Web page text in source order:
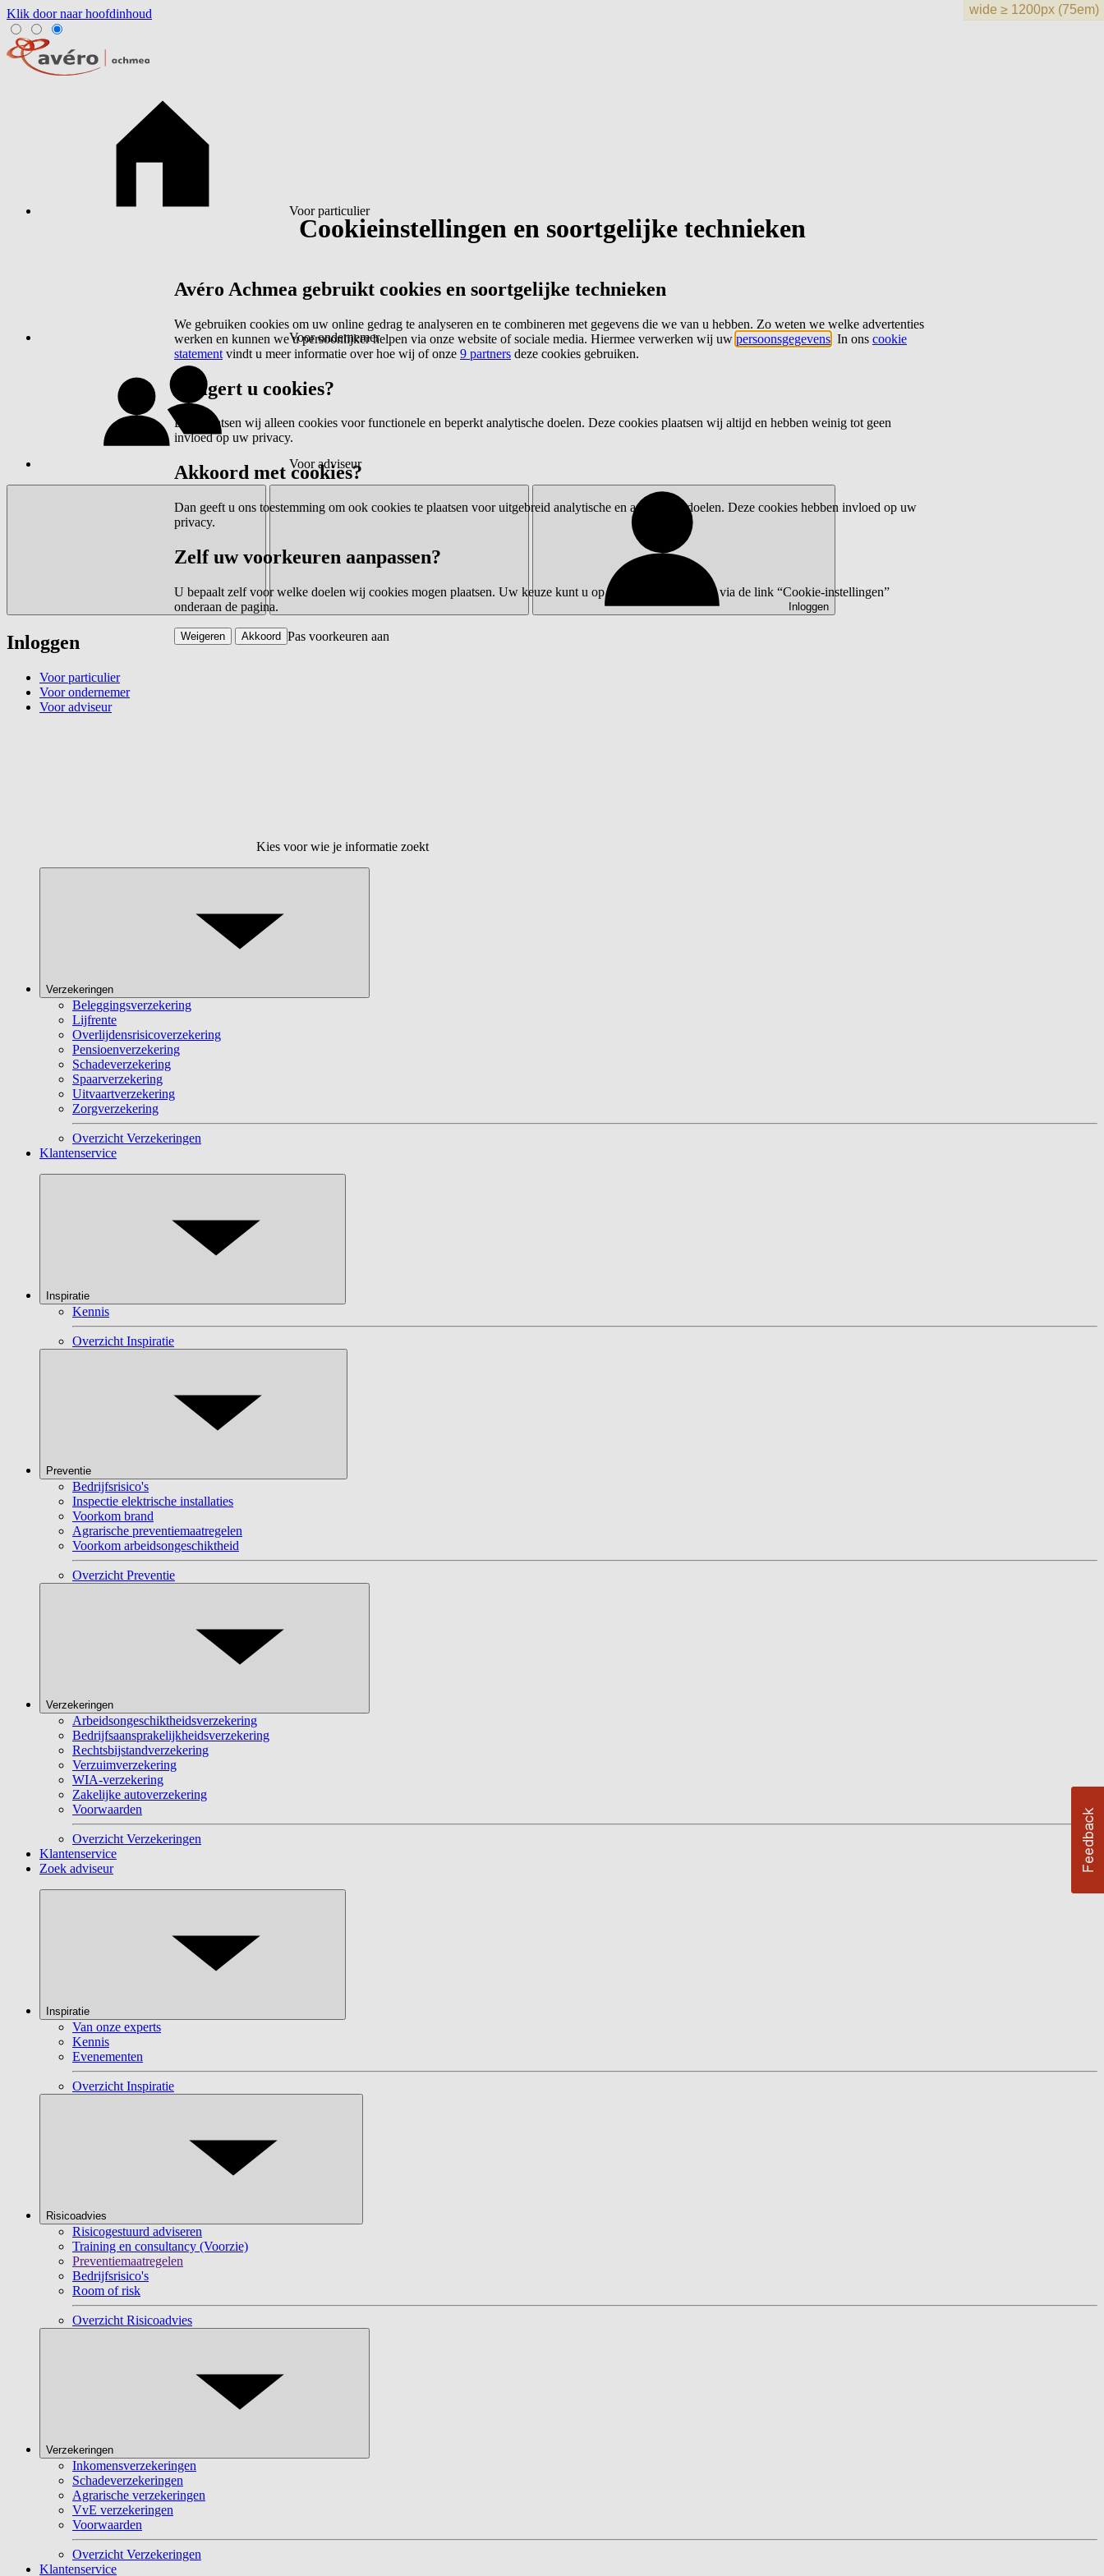
Klik door naar hoofdinhoud
Voor particulier
Voor ondernemer
Voor adviseur
Inloggen
Inloggen
Voor particulier
Voor ondernemer
Voor adviseur
Kies voor wie je informatie zoekt
Verzekeringen
Beleggingsverzekering
Lijfrente
Overlijdensrisicoverzekering
Pensioenverzekering
Schadeverzekering
Spaarverzekering
Uitvaartverzekering
Zorgverzekering
Overzicht Verzekeringen
Klantenservice
Inspiratie
Kennis
Overzicht Inspiratie
Preventie
Bedrijfsrisico's
Inspectie elektrische installaties
Voorkom brand
Agrarische preventiemaatregelen
Voorkom arbeidsongeschiktheid
Overzicht Preventie
Verzekeringen
Arbeidsongeschiktheidsverzekering
Bedrijfsaansprakelijkheidsverzekering
Rechtsbijstandverzekering
Verzuimverzekering
WIA-verzekering
Zakelijke autoverzekering
Voorwaarden
Overzicht Verzekeringen
Klantenservice
Zoek adviseur
Inspiratie
Van onze experts
Kennis
Evenementen
Overzicht Inspiratie
Risicoadvies
Risicogestuurd adviseren
Training en consultancy (Voorzie)
Preventiemaatregelen
Bedrijfsrisico's
Room of risk
Overzicht Risicoadvies
Verzekeringen
Inkomensverzekeringen
Schadeverzekeringen
Agrarische verzekeringen
VvE verzekeringen
Voorwaarden
Overzicht Verzekeringen
Klantenservice
Cookieinstellingen en soortgelijke technieken
Avéro Achmea gebruikt cookies en soortgelijke technieken
We gebruiken cookies om uw online gedrag te analyseren en te combineren met gegevens die we van u hebben. Zo weten we welke advertenties
werken en kunnen we u persoonlijker helpen via onze website of sociale media. Hiermee verwerken wij uw persoonsgegevens . In ons cookie
statement vindt u meer informatie over hoe wij of onze 9 partners deze cookies gebruiken.
Weigert u cookies?
Dan plaatsen wij alleen cookies voor functionele en beperkt analytische doelen. Deze cookies plaatsen wij altijd en hebben weinig tot geen
invloed op uw privacy.
Akkoord met cookies?
Dan geeft u ons toestemming om ook cookies te plaatsen voor uitgebreid analytische en advertentiedoelen. Deze cookies hebben invloed op uw
privacy.
Zelf uw voorkeuren aanpassen?
U bepaalt zelf voor welke doelen wij cookies mogen plaatsen. Uw keuze kunt u op elk moment wijzigen via de link “Cookie-instellingen”
onderaan de pagina.
Pas voorkeuren aan
Weigeren Akkoord